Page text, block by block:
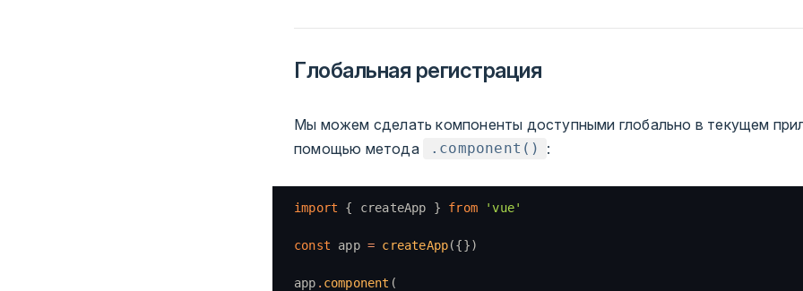
Глобальная регистрация
Мы можем сделать компоненты доступными глобально в текущем
помощью метода
.component() :
import { createApp } from 'vue'
const app = createApp({})
app . component (